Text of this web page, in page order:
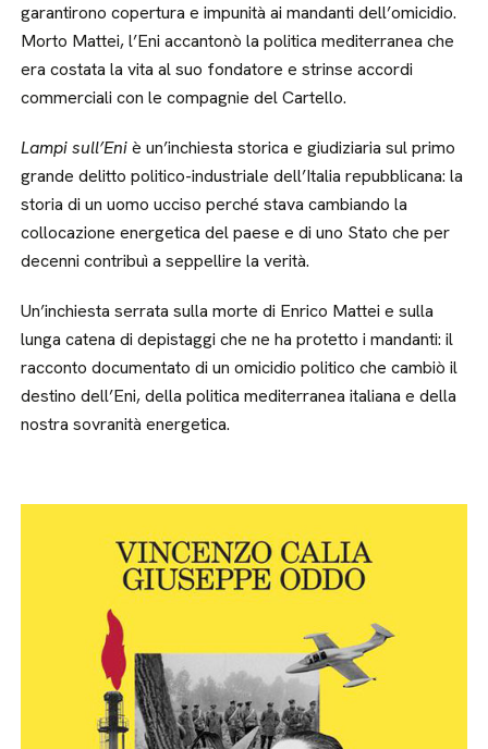
garantirono copertura e impunità ai mandanti dell’omicidio.
Morto Mattei, l’Eni accantonò la politica mediterranea che
era costata la vita al suo fondatore e strinse accordi
commerciali con le compagnie del Cartello.
Lampi sull’Eniè un’inchiesta storica e giudiziaria sul primo
grande delitto politico-industriale dell’Italia repubblicana: la
storia di un uomo ucciso perché stava cambiando la
collocazione energetica del paese e di uno Stato che per
decenni contribuì a seppellire la verità.
Un’inchiesta serrata sulla morte di Enrico Mattei e sulla
lunga catena di depistaggi che ne ha protetto i mandanti: il
racconto documentato di un omicidio politico che cambiò il
destino dell’Eni, della politica mediterranea italiana e della
nostra sovranità energetica.